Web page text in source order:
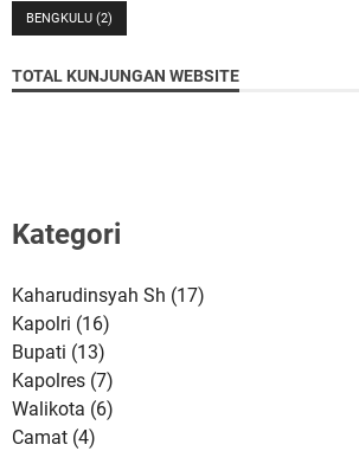
BENGKULU (2)
TOTAL KUNJUNGAN WEBSITE
Kategori
Kaharudinsyah Sh (17)
Kapolri (16)
Bupati (13)
Kapolres (7)
Walikota (6)
Camat (4)